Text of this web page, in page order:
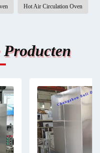
Hot Air Circulation Oven